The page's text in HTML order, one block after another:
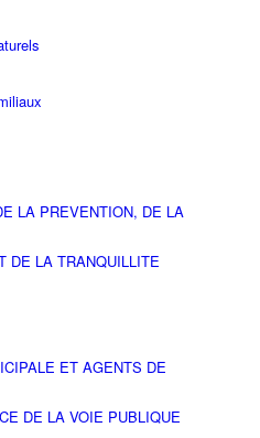
LA PREVENTION, DE LA
DE LA TRANQUILLITE
ET AGENTS DE
DE LA VOIE PUBLIQUE